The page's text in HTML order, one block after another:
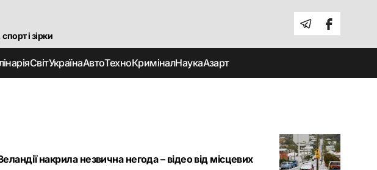
і зірки
СвітУкраїнаАвтоТехноКриміналНаукаАзарт
накрила незвична негода – відео від місцевих